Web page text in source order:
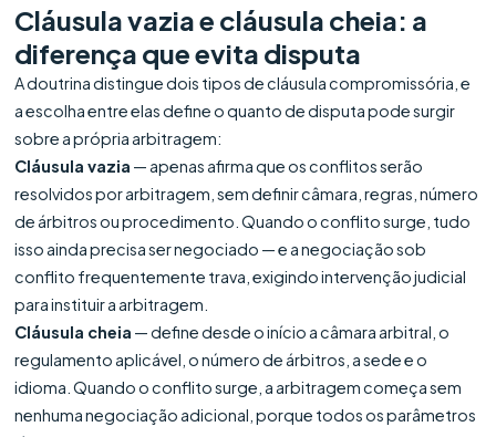
Cláusula vazia e cláusula cheia: a
diferença que evita disputa
A doutrina distingue dois tipos de cláusula compromissória, e
a escolha entre elas define o quanto de disputa pode surgir
sobre a própria arbitragem:
Cláusula vazia — apenas afirma que os conflitos serão
resolvidos por arbitragem, sem definir câmara, regras, número
de árbitros ou procedimento. Quando o conflito surge, tudo
isso ainda precisa ser negociado — e a negociação sob
conflito frequentemente trava, exigindo intervenção judicial
para instituir a arbitragem.
Cláusula cheia — define desde o início a câmara arbitral, o
regulamento aplicável, o número de árbitros, a sede e o
idioma. Quando o conflito surge, a arbitragem começa sem
nenhuma negociação adicional, porque todos os parâmetros